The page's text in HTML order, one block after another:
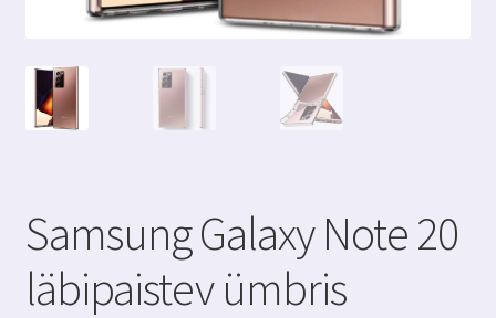
Samsung Galaxy Note 20
läbipaistev ümbris